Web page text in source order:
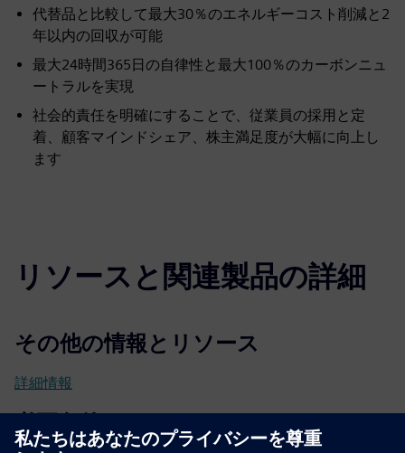
代替品と比較して最大30％のエネルギーコスト削減と2
年以内の回収が可能
最大24時間365日の自律性と最大100％のカーボンニュ
ートラルを実現
社会的責任を明確にすることで、従業員の採用と定
着、顧客マインドシェア、株主満足度が大幅に向上し
ます
リソースと関連製品の詳細
その他の情報とリソース
詳細情報
必要条件